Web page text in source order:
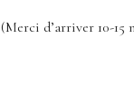
(Merci d’arriver 10-15